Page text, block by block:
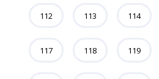
112 113 114
117 118 119